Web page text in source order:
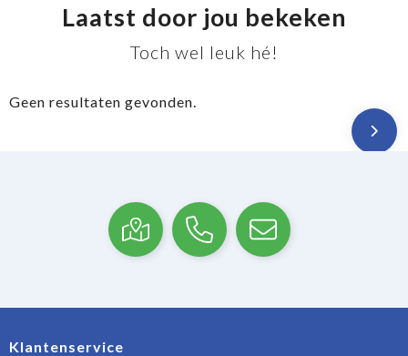
Laatst door jou bekeken
Toch wel leuk hé!
Geen resultaten gevonden.
Klantenservice